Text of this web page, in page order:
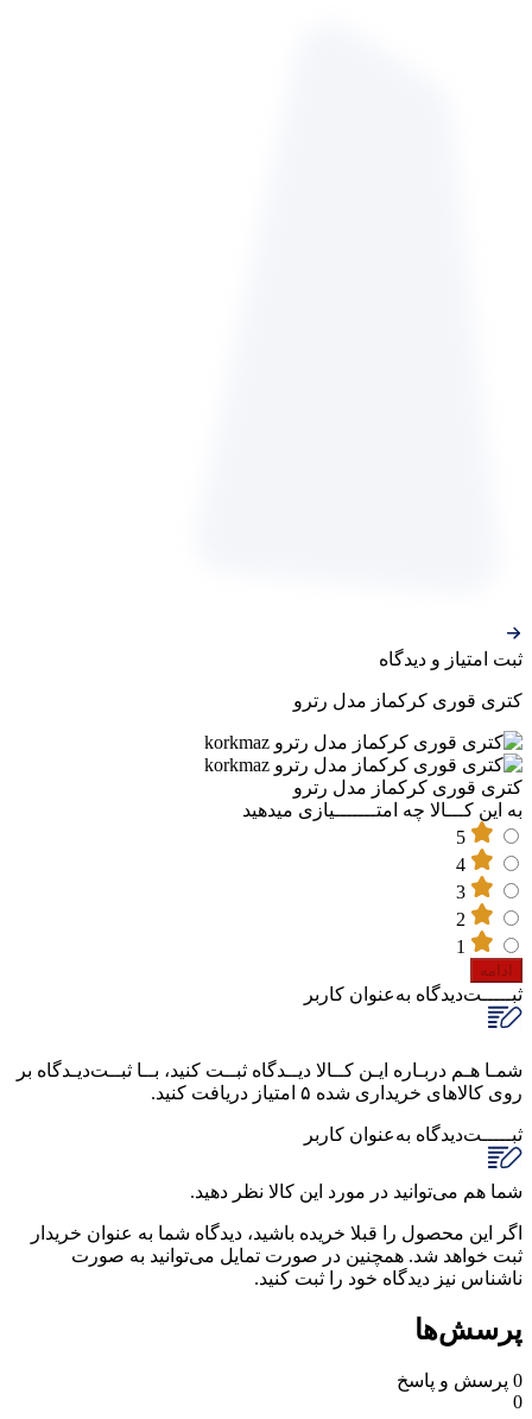
ثبت‌ امتیاز‌ و‌ دیدگاه
کتری قوری کرکماز مدل رترو
کتری قوری کرکماز مدل رترو
به این کـــالا چه امتـــــــیازی میدهید
ادامه
ثبـــــت‌دیدگاه به‌عنوان کاربر
شمـا هـم دربـاره ایـن کــالا دیــدگاه ثبــت کنید، بــا ثبــت‌دیـدگاه بر
روی کالاهای خریداری شده ۵ امتیاز دریافت کنید.
ثبـــــت‌دیدگاه به‌عنوان کاربر
شما هم می‌توانید در مورد این کالا نظر دهید.
اگر این محصول را قبلا خریده باشید، دیدگاه شما به عنوان خریدار
ثبت خواهد شد. همچنین در صورت تمایل می‌توانید به صورت
ناشناس نیز دیدگاه خود را ثبت کنید.
پرسش‌ها
0 پرسش و پاسخ
0